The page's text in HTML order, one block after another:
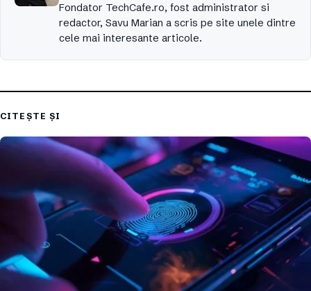
Fondator TechCafe.ro, fost administrator si
redactor, Savu Marian a scris pe site unele dintre
cele mai interesante articole.
CITEȘTE ȘI